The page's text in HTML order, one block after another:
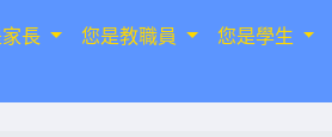
長 您是教職員 您是學生